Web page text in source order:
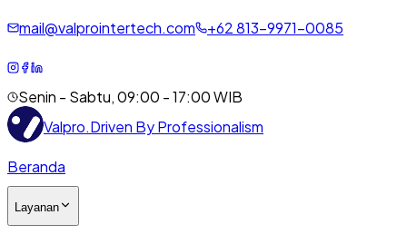
mail@valprointertech.com +62813-9971-0085
Senin - Sabtu, 09:00 - 17:00 WIB
Valpro.Driven By Professionalism
Beranda
Layanan